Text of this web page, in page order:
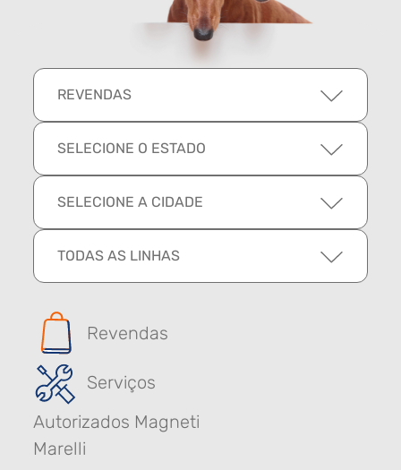
REVENDAS
SELECIONE O ESTADO
SELECIONE A CIDADE
TODAS AS LINHAS
Revendas
Serviços
Autorizados Magneti
Marelli